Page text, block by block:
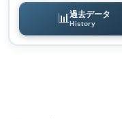
📊過去データ
History